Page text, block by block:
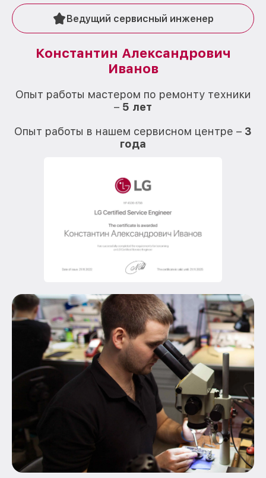
Ведущий сервисный инженер
Константин Александрович
Иванов
Опыт работы мастером по ремонту техники
– 5 лет
Опыт работы в нашем сервисном центре – 3
года